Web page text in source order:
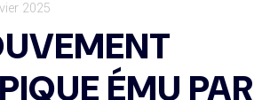
2025
ÉMU PAR